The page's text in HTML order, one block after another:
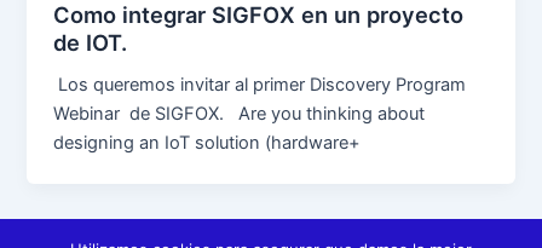
Como integrar SIGFOX en un proyecto
de IOT.
Los queremos invitar al primer Discovery Program
Webinar de SIGFOX. Are you thinking about
designing an IoT solution (hardware+